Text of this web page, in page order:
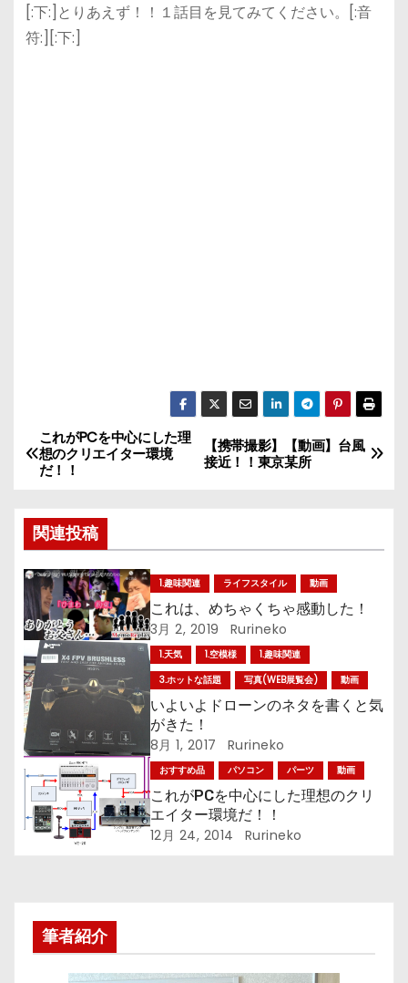
[:下:]とりあえず！！１話目を見てみてください。[:音
符:][:下:]
投
稿
ナ
ビ
ゲ
ー
シ
ョ
ン
【携帯撮影】【動画】台風
接近！！東京某所
これがPCを中心にした理
想のクリエイター環境
だ！！
関連投稿
1.趣味関連 ライフスタイル 動画
これは、めちゃくちゃ感動した！
3月 2, 2019 Rurineko
1.天気 1.空模様
1.趣味関連
3.ホットな話題
写真(WEB展覧会) 動画
いよいよドローンのネタを書くと気
がきた！
8月 1, 2017 Rurineko
おすすめ品 パソコン パーツ 動画
これがPCを中心にした理想のクリ
エイター環境だ！！
12月 24, 2014 Rurineko
筆者紹介